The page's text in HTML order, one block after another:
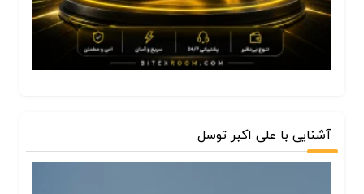
آشنایی با علی اکبر توسل